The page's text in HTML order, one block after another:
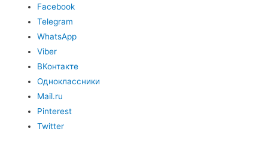
Facebook
Telegram
WhatsApp
Viber
ВКонтакте
Одноклассники
Mail.ru
Pinterest
Twitter